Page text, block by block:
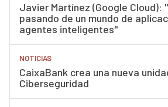
Javier Martínez (Google Cloud):
pasando de un mundo de
agentes inteligentes"
NOTICIAS
CaixaBank crea una nueva
Ciberseguridad